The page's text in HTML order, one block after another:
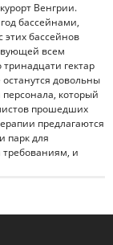
Венгрии.
бассейнами,
этих бассейнов
всем
гектар
довольны
который
прошедших
предлагаются
парк для
и